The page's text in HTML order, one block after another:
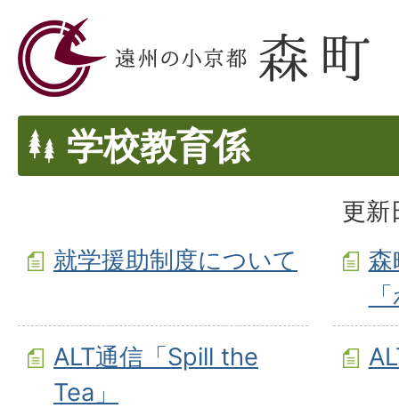
学校教育係
更新
就学援助制度について
森
ALT通信「Spill the
Tea」